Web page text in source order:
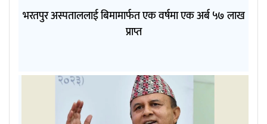
भरतपुर अस्पताललाई बिमामार्फत एक वर्षमा एक अर्ब ५७ लाख
प्राप्त